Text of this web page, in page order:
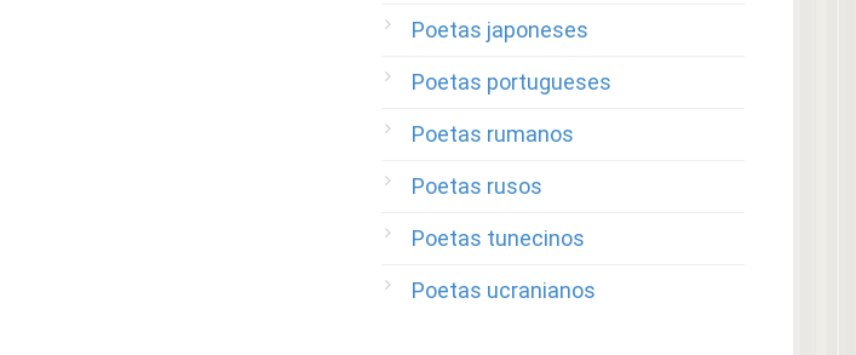
Poetas japoneses
Poetas portugueses
Poetas rumanos
Poetas rusos
Poetas tunecinos
Poetas ucranianos